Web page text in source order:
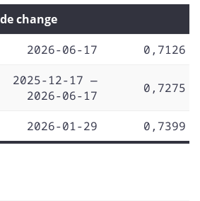
change
2026-06-17 0,7126
2025-12-17 —
2026-06-17
0,7275
2026-01-29 0,7399